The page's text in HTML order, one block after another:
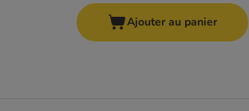
Ajouter au panier